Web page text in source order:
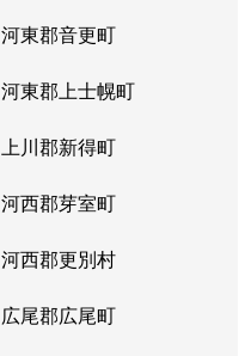
河東郡音更町
河東郡上士幌町
上川郡新得町
河西郡芽室町
河西郡更別村
広尾郡広尾町